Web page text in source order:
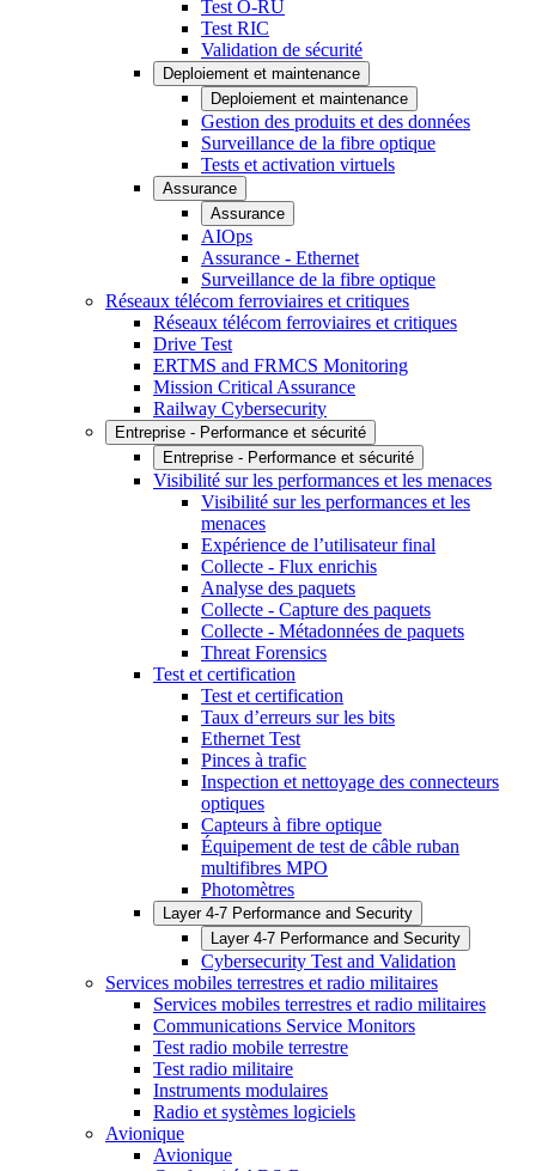
Test O-RU
Test RIC
Validation de sécurité
Deploiement et maintenance
Deploiement et maintenance
Gestion des produits et des données
Surveillance de la fibre optique
Tests et activation virtuels
Assurance
Assurance
AIOps
Assurance - Ethernet
Surveillance de la fibre optique
Réseaux télécom ferroviaires et critiques
Réseaux télécom ferroviaires et critiques
Drive Test
ERTMS and FRMCS Monitoring
Mission Critical Assurance
Railway Cybersecurity
Entreprise - Performance et sécurité
Entreprise - Performance et sécurité
Visibilité sur les performances et les menaces
Visibilité sur les performances et les
menaces
Expérience de l’utilisateur final
Collecte - Flux enrichis
Analyse des paquets
Collecte - Capture des paquets
Collecte - Métadonnées de paquets
Threat Forensics
Test et certification
Test et certification
Taux d’erreurs sur les bits
Ethernet Test
Pinces à trafic
Inspection et nettoyage des connecteurs
optiques
Capteurs à fibre optique
Équipement de test de câble ruban
multifibres MPO
Photomètres
Layer 4-7 Performance and Security
Layer 4-7 Performance and Security
Cybersecurity Test and Validation
Services mobiles terrestres et radio militaires
Services mobiles terrestres et radio militaires
Communications Service Monitors
Test radio mobile terrestre
Test radio militaire
Instruments modulaires
Radio et systèmes logiciels
Avionique
Avionique